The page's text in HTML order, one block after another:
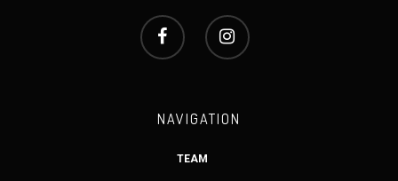
NAVIGATION
TEAM